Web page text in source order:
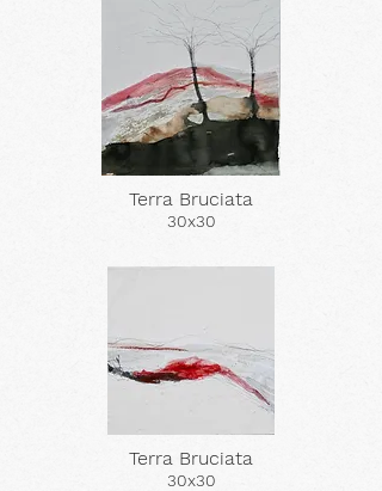
Terra Bruciata
30x30
Terra Bruciata
30x30